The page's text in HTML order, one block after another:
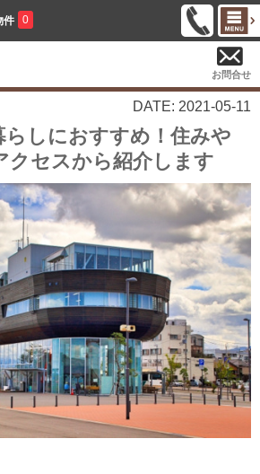
件 0
お問合せ
DATE: 2021-05-11
らしにおすすめ！住みや
クセスから紹介します